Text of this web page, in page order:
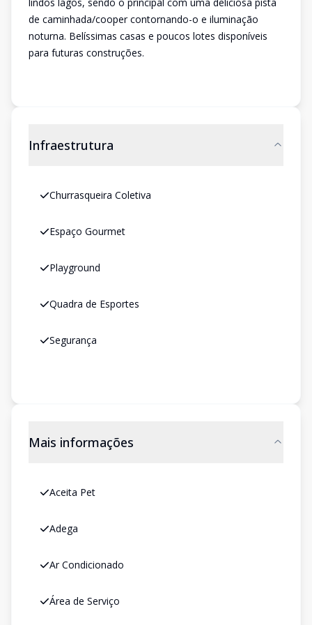
de caminhada/cooper contornando-o e iluminação
noturna. Belíssimas casas e poucos lotes disponíveis
para futuras construções.
Infraestrutura
Churrasqueira Coletiva
Espaço Gourmet
Playground
Quadra de Esportes
Segurança
Mais informações
Aceita Pet
Adega
Ar Condicionado
Área de Serviço